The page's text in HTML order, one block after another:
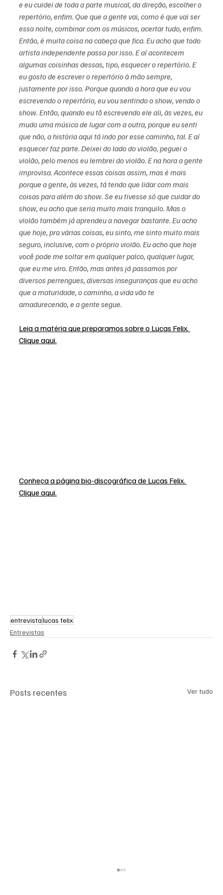
e eu cuidei de toda a parte musical, da direção, escolher o
repertório, enfim. Que que a gente vai, como é que vai ser
essa noite, combinar com os músicos, acertar tudo, enfim.
Então, é muita coisa na cabeça que fica. Eu acho que todo
artista independente passa por isso. E aí acontecem
algumas coisinhas dessas, tipo, esquecer o repertório. E
eu gosto de escrever o repertório à mão sempre,
justamente por isso. Porque quando a hora que eu vou
escrevendo o repertório, eu vou sentindo o show, vendo o
show. Então, quando eu tô escrevendo ele ali, às vezes, eu
mudo uma música de lugar com a outra, porque eu senti
que não, a história aqui tá indo por esse caminho, tal. E aí
esquecer faz parte. Deixei do lado do violão, peguei o
violão, pelo menos eu lembrei do violão. E na hora a gente
improvisa. Acontece essas coisas assim, mas é mais
porque a gente, às vezes, tá tendo que lidar com mais
coisas para além do show. Se eu tivesse só que cuidar do
show, eu acho que seria muito mais tranquilo. Mas o
violão também já aprendeu a navegar bastante. Eu acho
que hoje, pra várias coisas, eu sinto, me sinto muito mais
seguro, inclusive, com o próprio violão. Eu acho que hoje
você pode me soltar em qualquer palco, qualquer lugar,
que eu me viro. Então, mas antes já passamos por
diversos perrengues, diversas inseguranças que eu acho
que a maturidade, o caminho, a vida vão te
amadurecendo, e a gente segue.
Leia a matéria que preparamos sobre o Lucas Felix.
Clique aqui.
Conheça a página bio-discográfica de Lucas Felix.
Clique aqui.
entrevistalucas felix
Entrevistas
Posts recentes Ver tudo